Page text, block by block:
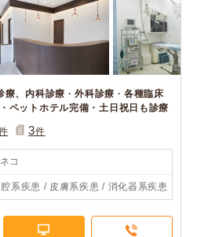
、内科診療 · 外科診療 · 各種臨床
ペットホテル完備・土日祝日も診療
3件
コ
系疾患 / 皮膚系疾患 / 消化器系疾患